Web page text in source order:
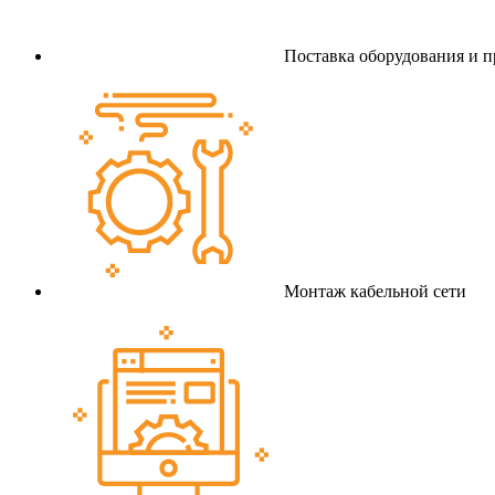
Поставка оборудования и
Монтаж кабельной сети